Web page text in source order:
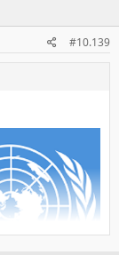
#10.139